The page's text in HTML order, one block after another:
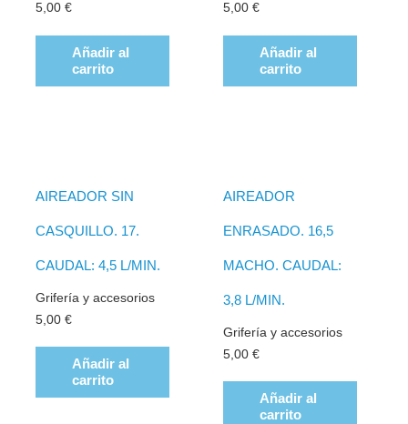
5,00€
Añadir al
carrito
5,00 €
Añadir al
carrito
AIREADOR SIN
CASQUILLO. 17.
CAUDAL: 4,5 L/MIN.
Grifería y accesorios
5,00€
Añadir al
carrito
AIREADOR
ENRASADO. 16,5
MACHO. CAUDAL:
3,8 L/MIN.
Grifería y accesorios
5,00 €
Añadir al
carrito